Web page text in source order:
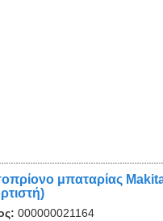
μπαταρίας
000000021164